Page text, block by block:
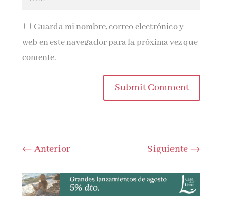
Guarda mi nombre, correo electrónico y
web en este navegador para la próxima vez que
comente.
Submit Comment
←Anterior Siguiente→